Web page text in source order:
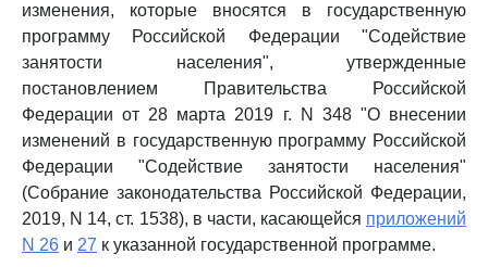
изменения, которые вносятся в государственную
программу Российской Федерации "Содействие
занятости населения", утвержденные
постановлением Правительства Российской
Федерации от 28 марта 2019 г. N 348 "О внесении
изменений в государственную программу Российской
Федерации "Содействие занятости населения"
(Собрание законодательства Российской Федерации,
2019, N 14, ст. 1538), в части, касающейся приложений
N 26 и 27 к указанной государственной программе.